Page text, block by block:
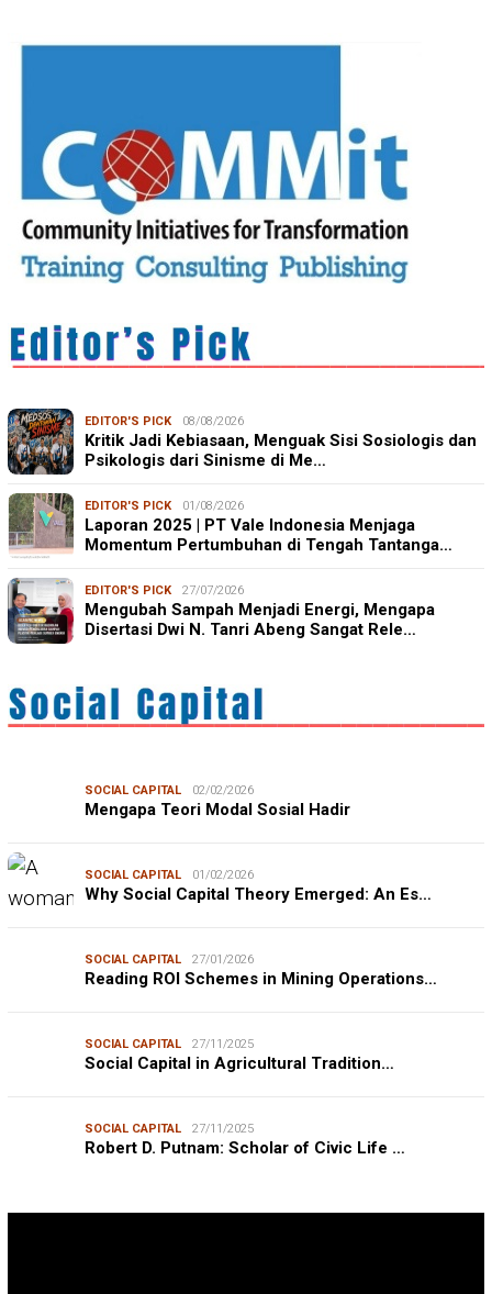
EDITOR'S PICK 08/08/2026
Kritik Jadi Kebiasaan, Menguak Sisi Sosiologis dan
Psikologis dari Sinisme di Me…
EDITOR'S PICK 01/08/2026
Laporan 2025 | PT Vale Indonesia Menjaga
Momentum Pertumbuhan di Tengah Tantanga…
EDITOR'S PICK 27/07/2026
Mengubah Sampah Menjadi Energi, Mengapa
Disertasi Dwi N. Tanri Abeng Sangat Rele…
SOCIAL CAPITAL 02/02/2026
Mengapa Teori Modal Sosial Hadir
SOCIAL CAPITAL 01/02/2026
Why Social Capital Theory Emerged: An Es…
SOCIAL CAPITAL 27/01/2026
Reading ROI Schemes in Mining Operations…
SOCIAL CAPITAL 27/11/2025
Social Capital in Agricultural Tradition…
SOCIAL CAPITAL 27/11/2025
Robert D. Putnam: Scholar of Civic Life …